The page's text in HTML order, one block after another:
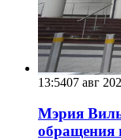
13:5407 авг
Мэрия
обращения